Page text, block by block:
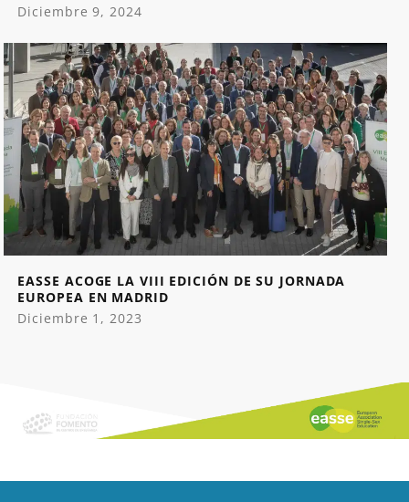
Diciembre 9, 2024
EASSE ACOGE LA VIII EDICIÓN DE SU JORNADA
EUROPEA EN MADRID
Diciembre 1, 2023